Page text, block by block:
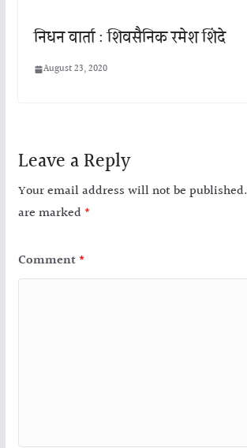
निधन वार्ता : शिवसैनिक रमेश शिंदे
August 23, 2020
Leave a Reply
Your email address will not be published.
are marked *
Comment *